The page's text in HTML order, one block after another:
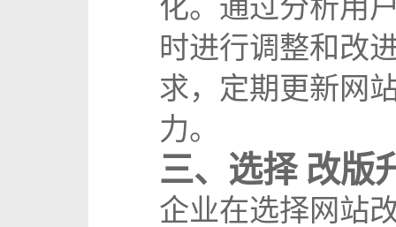
化。通过分析用
时进行调整和改
求，定期更新网
力。
三、选择 改版
企业在选择网站